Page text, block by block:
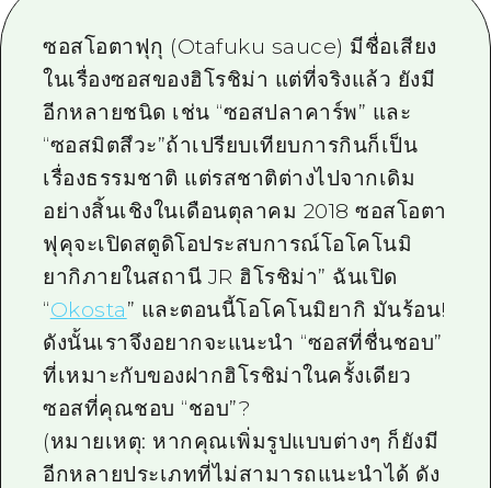
ประวัติศาสตร์ / วัฒนธรรม
การรักษา
ธรรมชาติ
ชิมาเนะ
บริการรับฝากและจัดส่งสัมภาระ
ฮิโรชิมะโอโมะเตะนะชิ
ฮิโรชิม่า ฟรี Wi-Fi
TRAVELPAL International
ไกด์อาสาสมัครไ
วิดีโอฮิโรชิม่า
คำถามที่พบบ่อย
ดาวน์โหลดรูปภาพ
ข้อมูลการขนส่งระหว่างเกิดภัยพิบัติ
ซอสโอตาฟุกุ (Otafuku sauce) มีชื่อเสียง
ในเรื่องซอสของฮิโรชิม่า แต่ที่จริงแล้ว ยังมี
อีกหลายชนิด เช่น “ซอสปลาคาร์พ” และ
“ซอสมิตสึวะ”ถ้าเปรียบเทียบการกินก็เป็น
เรื่องธรรมชาติ แต่รสชาติต่างไปจากเดิม
อย่างสิ้นเชิงในเดือนตุลาคม 2018 ซอสโอตา
ฟุคุจะเปิดสตูดิโอประสบการณ์โอโคโนมิ
ยากิภายในสถานี JR ฮิโรชิม่า” ฉันเปิด
“Okosta” และตอนนี้โอโคโนมิยากิ มันร้อน!
ดังนั้นเราจึงอยากจะแนะนำ “ซอสที่ชื่นชอบ”
ที่เหมาะกับของฝากฮิโรชิม่าในครั้งเดียว
ซอสที่คุณชอบ “ชอบ”?
(หมายเหตุ: หากคุณเพิ่มรูปแบบต่างๆ ก็ยังมี
อีกหลายประเภทที่ไม่สามารถแนะนำได้ ดัง